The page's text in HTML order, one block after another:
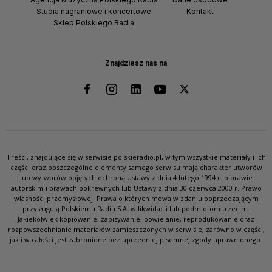
Znajdziesz nas na
Studia nagraniowe i koncertowe
Sklep Polskiego Radia
Kontakt
Treści, znajdujące się w serwisie polskieradio.pl, w tym wszystkie materiały i ich
części oraz poszczególne elementy samego serwisu mają charakter utworów
lub wytworów objętych ochroną Ustawy z dnia 4 lutego 1994 r. o prawie
autorskim i prawach pokrewnych lub Ustawy z dnia 30 czerwca 2000 r. Prawo
własności przemysłowej. Prawa o których mowa w zdaniu poprzedzającym
przysługują Polskiemu Radiu S.A. w likwidacji lub podmiotom trzecim.
Jakiekolwiek kopiowanie, zapisywanie, powielanie, reprodukowanie oraz
rozpowszechnianie materiałów zamieszczonych w serwisie, zarówno w części,
jak i w całości jest zabronione bez uprzedniej pisemnej zgody uprawnionego.